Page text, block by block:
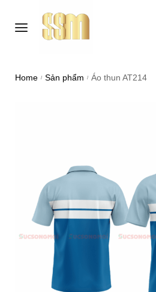
Home / Sản phẩm / Áo thun AT214